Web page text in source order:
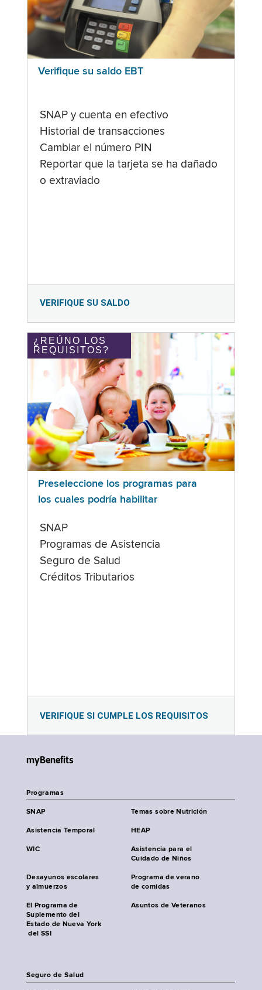
Verifique su saldo EBT
SNAP y cuenta en efectivo
Historial de transacciones
Cambiar el número PIN
Reportar que la tarjeta se ha dañado
o extraviado
VERIFIQUE SU SALDO
¿REÚNO LOS
REQUISITOS?
Preseleccione los programas para
los cuales podría habilitar
SNAP
Programas de Asistencia
Seguro de Salud
Créditos Tributarios
VERIFIQUE SI CUMPLE LOS REQUISITOS
myBenefits
Programas
SNAP Temas sobre Nutrición
Asistencia Temporal HEAP
WIC
Asistencia para el
Cuidado de Niños
Desayunos escolares
y almuerzos
Programa de verano
de comidas
El Programa de
Suplemento del
Estado de Nueva York
del SSI
Asuntos de Veteranos
Seguro de Salud